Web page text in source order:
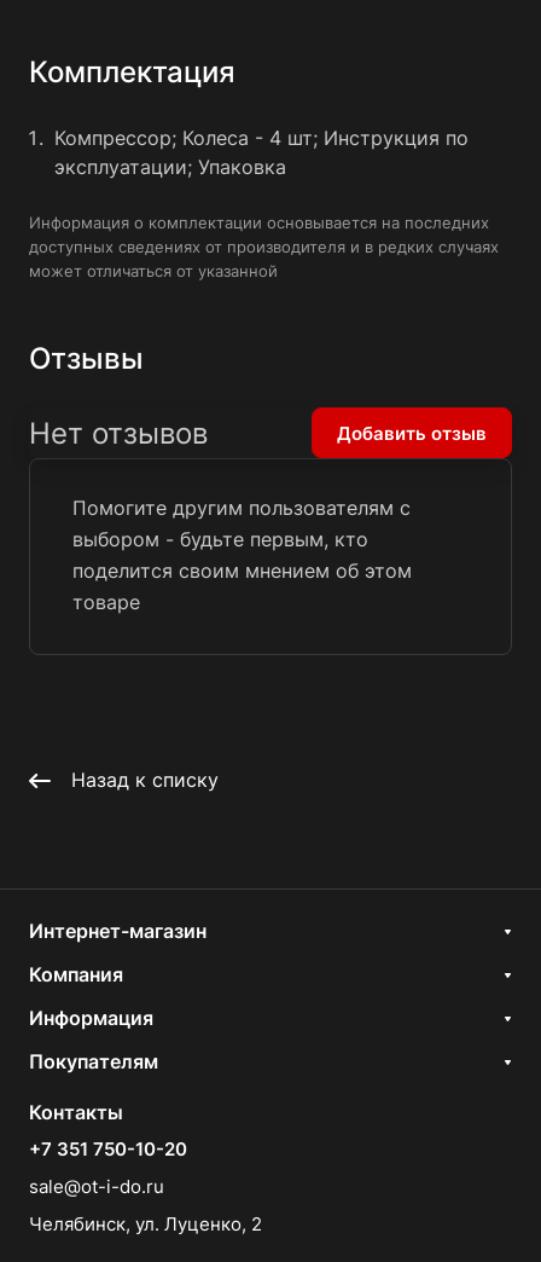
Комплектация
Компрессор; Колеса - 4 шт; Инструкция по
эксплуатации; Упаковка
Информация о комплектации основывается на последних
доступных сведениях от производителя и в редких случаях
может отличаться от указанной
Отзывы
Помогите другим пользователям с
выбором - будьте первым, кто
поделится своим мнением об этом
товаре
Нет отзывов Добавить отзыв
Назад к списку
Интернет-магазин
Компания
Информация
Покупателям
Контакты
+7 351 750-10-20
sale@ot-i-do.ru
Челябинск, ул. Луценко, 2